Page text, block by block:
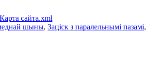
Карта сайта.xml
шыны, Заціск з паралельнымі пазамі,